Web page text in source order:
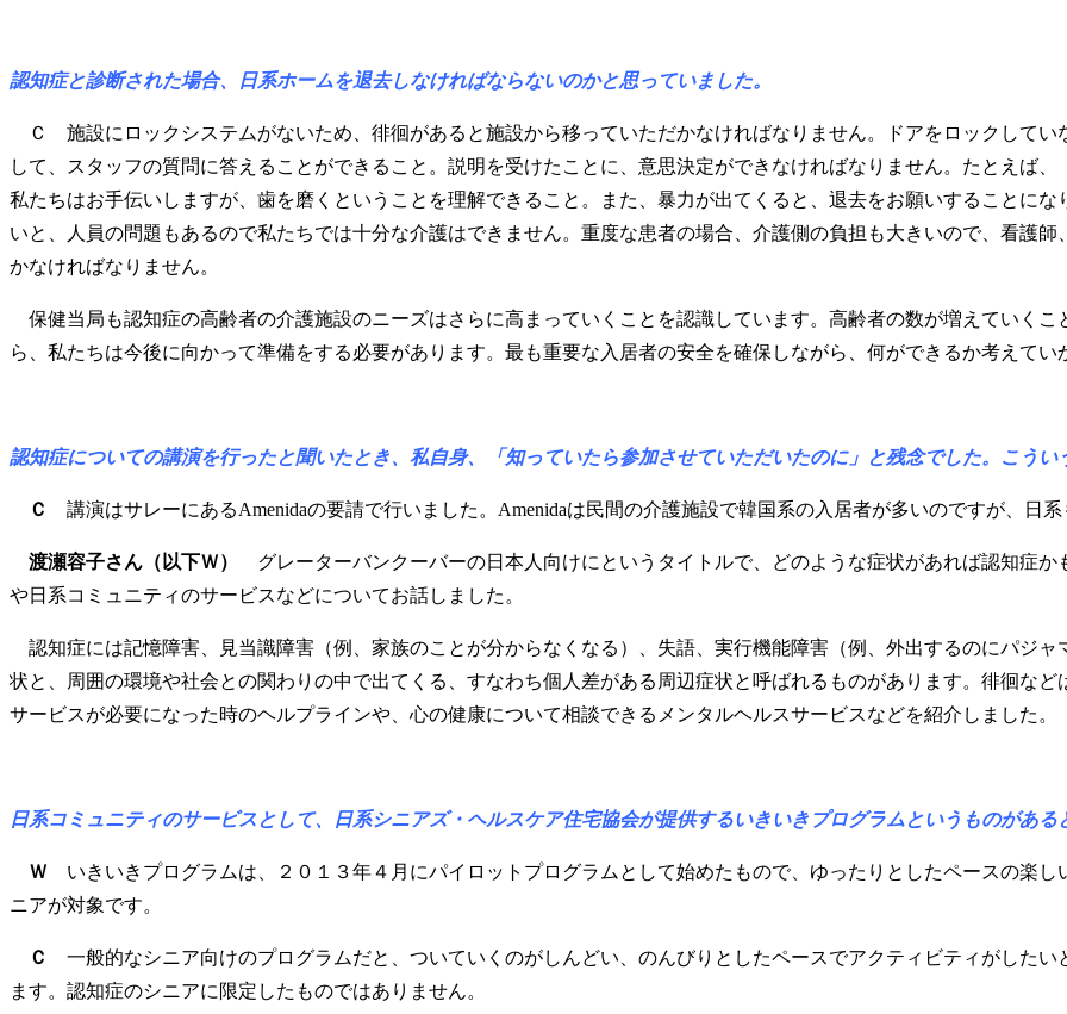
認知症と診断された場合、日系ホームを退去しなければならないのかと思っていました。
Ｃ 施設にロックシステムがないため、徘徊があると施設から移っていただかなければなりません。ドアをロックしてい
して、スタッフの質問に答えることができること。説明を受けたことに、意思決定ができなければなりません。たとえば
私たちはお手伝いしますが、歯を磨くということを理解できること。また、暴力が出てくると、退去をお願いすることに
いと、人員の問題もあるので私たちでは十分な介護はできません。重度な患者の場合、介護側の負担も大きいので、看護
かなければなりません。
保健当局も認知症の高齢者の介護施設のニーズはさらに高まっていくことを認識しています。高齢者の数が増えていく
ら、私たちは今後に向かって準備をする必要があります。最も重要な入居者の安全を確保しながら、何ができるか考えてい
認知症についての講演を行ったと聞いたとき、私自身、「知っていたら参加させていただいたのに」と残念でした。こうい
Ｃ 講演はサレーにあるAmenidaの要請で行いました。Amenidaは民間の介護施設で韓国系の入居者が多いのですが、日系
渡瀬容子さん（以下Ｗ）
グレーターバンクーバーの日本人向けにというタイトルで、どのような症状があれば認知症
や日系コミュニティのサービスなどについてお話しました。
認知症には記憶障害、見当識障害（例、家族のことが分からなくなる）、失語、実行機能障害（例、外出するのにパジ
状と、周囲の環境や社会との関わりの中で出てくる、すなわち個人差がある周辺症状と呼ばれるものがあります。徘徊な
サービスが必要になった時のヘルプラインや、心の健康について相談できるメンタルヘルスサービスなどを紹介しました。
日系コミュニティのサービスとして、日系シニアズ・ヘルスケア住宅協会が提供するいきいきプログラムというものがある
Ｗ いきいきプログラムは、２０１３年４月にパイロットプログラムとして始めたもので、ゆったりとしたペースの楽
ニアが対象です。
Ｃ
一般的なシニア向けのプログラムだと、ついていくのがしんどい、のんびりとしたペースでアクティビティがした
ます。認知症のシニアに限定したものではありません。